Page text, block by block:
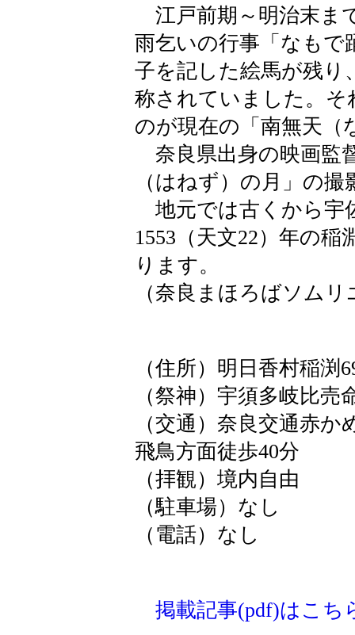
江戸前期～明治末ま
雨乞いの行事「なもで
子を記した絵馬が残り
称されていました。
のが現在の「南無天（
奈良県出身の映画監
（はねず）の月」の
地元では古くから宇
1553（天文22）年の
ります。
（奈良まほろばソム
（住所）明日香村稲渕
（祭神）宇須多岐比
（交通）奈良交通赤
飛鳥方面徒歩40分
（拝観）境内自由
（駐車場）なし
（電話）なし
掲載記事(pdf)はこち